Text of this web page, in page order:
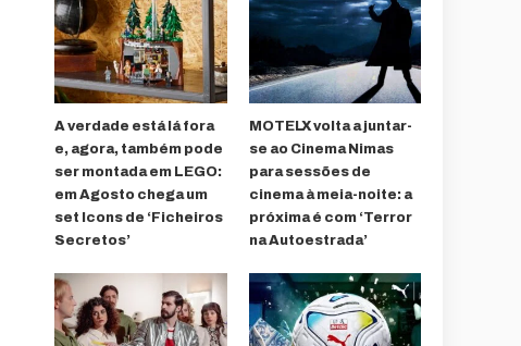
A verdade está lá fora
e, agora, também pode
ser montada em LEGO:
em Agosto chega um
set Icons de ‘Ficheiros
Secretos’
MOTELX volta a juntar-
se ao Cinema Nimas
para sessões de
cinema à meia-noite: a
próxima é com ‘Terror
na Autoestrada’